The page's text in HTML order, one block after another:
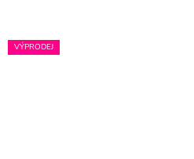
VÝPRODEJ